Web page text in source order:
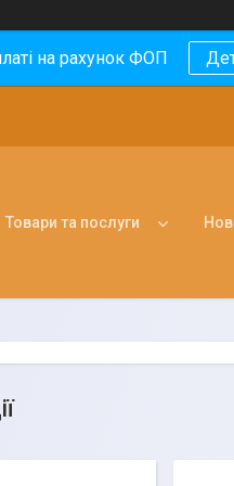
на рахунок ФОП
Товари та послуги